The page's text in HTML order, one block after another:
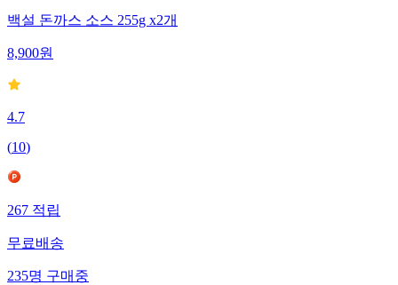
백설 돈까스 소스 255g x2개
8,900원
4.7
(10)
267 적립
무료배송
235명 구매중